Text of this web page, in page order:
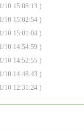
10 15:08:13 )
10 15:02:54 )
10 15:01:04 )
10 14:54:59 )
10 14:52:55 )
10 14:48:43 )
10 12:31:24 )